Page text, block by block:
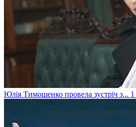
Юлія Тимошенко провела зустріч з...